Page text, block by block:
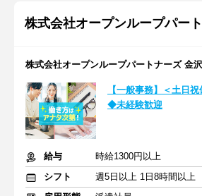
株式会社オープンループパー
株式会社オープンループパートナーズ 金
【一般事務】＜土日
◆未経験歓迎
給与
時給1300円以上
シフト
週5日以上 1日8時間以上